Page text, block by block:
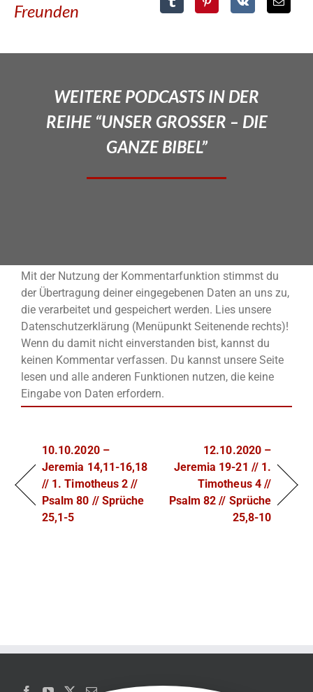
Freunden
WEITERE PODCASTS IN DER
REIHE “UNSER GROSSER – DIE
GANZE BIBEL”
Mit der Nutzung der Kommentarfunktion stimmst du
der Übertragung deiner eingegebenen Daten an uns zu,
die verarbeitet und gespeichert werden. Lies unsere
Datenschutzerklärung (Menüpunkt Seitenende rechts)!
Wenn du damit nicht einverstanden bist, kannst du
keinen Kommentar verfassen. Du kannst unsere Seite
lesen und alle anderen Funktionen nutzen, die keine
Eingabe von Daten erfordern.
10.10.2020 –
Jeremia 14,11-16,18
// 1. Timotheus 2 //
Psalm 80 // Sprüche
25,1-5
12.10.2020 –
Jeremia 19-21 // 1.
Timotheus 4 //
Psalm 82 // Sprüche
25,8-10